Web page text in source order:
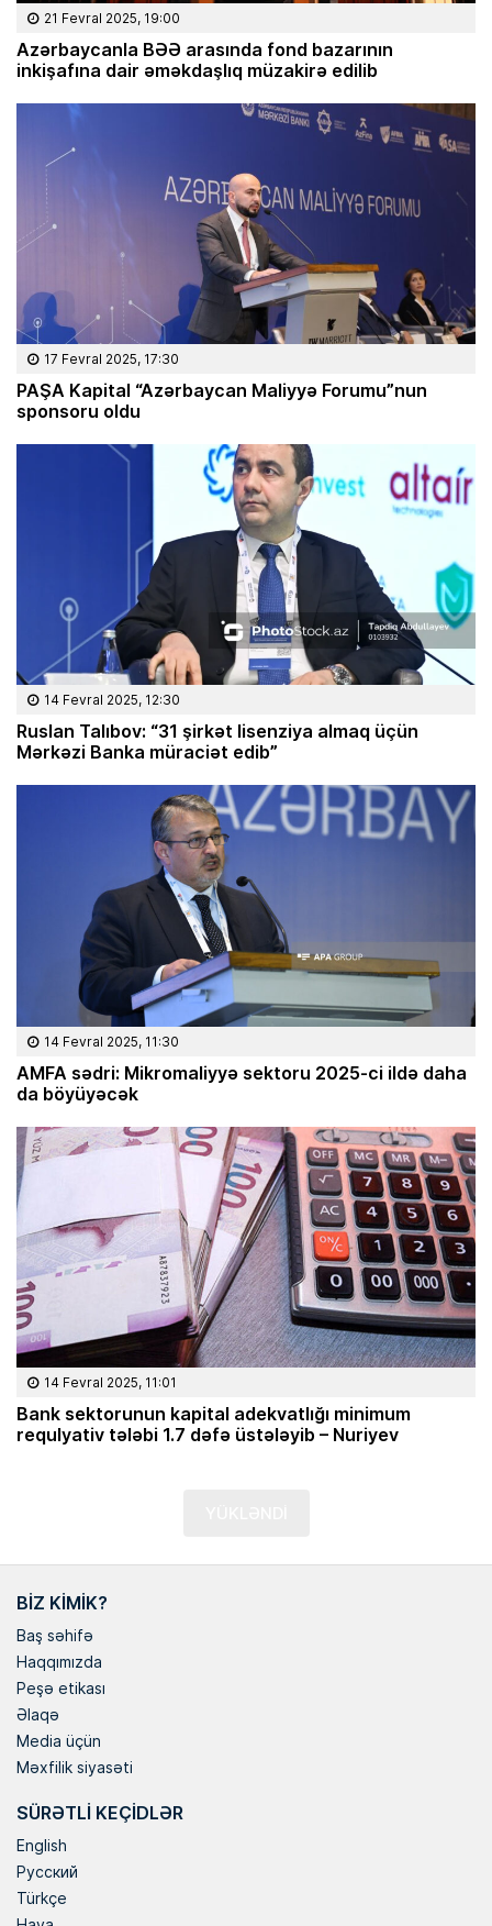
21 Fevral 2025, 19:00
Azərbaycanla BƏƏ arasında fond bazarının
inkişafına dair əməkdaşlıq müzakirə edilib
17 Fevral 2025, 17:30
PAŞA Kapital “Azərbaycan Maliyyə Forumu”nun
sponsoru oldu
14 Fevral 2025, 12:30
Ruslan Talıbov: “31 şirkət lisenziya almaq üçün
Mərkəzi Banka müraciət edib”
14 Fevral 2025, 11:30
AMFA sədri: Mikromaliyyə sektoru 2025-ci ildə daha
da böyüyəcək
14 Fevral 2025, 11:01
Bank sektorunun kapital adekvatlığı minimum
requlyativ tələbi 1.7 dəfə üstələyib – Nuriyev
BIZ KIMIK?
Baş səhifə
Haqqımızda
Peşə etikası
Əlaqə
Media üçün
Məxfilik siyasəti
SÜRƏTLI KEÇIDLƏR
English
Русский
Türkçe